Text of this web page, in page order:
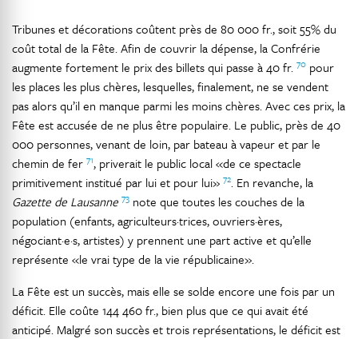
Tribunes et décorations coûtent près de 80 000 fr., soit 55% du
coût total de la Fête. Afin de couvrir la dépense, la Confrérie
augmente fortement le prix des billets qui passe à 40 fr. 70 pour
les places les plus chères, lesquelles, finalement, ne se vendent
pas alors qu’il en manque parmi les moins chères. Avec ces prix, la
Fête est accusée de ne plus être populaire. Le public, près de 40
000 personnes, venant de loin, par bateau à vapeur et par le
chemin de fer 71, priverait le public local «de ce spectacle
primitivement institué par lui et pour lui» 72. En revanche, la
Gazette de Lausanne 73 note que toutes les couches de la
population (enfants, agriculteurs·trices, ouvriers·ères,
négociant·e·s, artistes) y prennent une part active et qu’elle
représente «le vrai type de la vie républicaine».
La Fête est un succès, mais elle se solde encore une fois par un
déficit. Elle coûte 144 460 fr., bien plus que ce qui avait été
anticipé. Malgré son succès et trois représentations, le déficit est